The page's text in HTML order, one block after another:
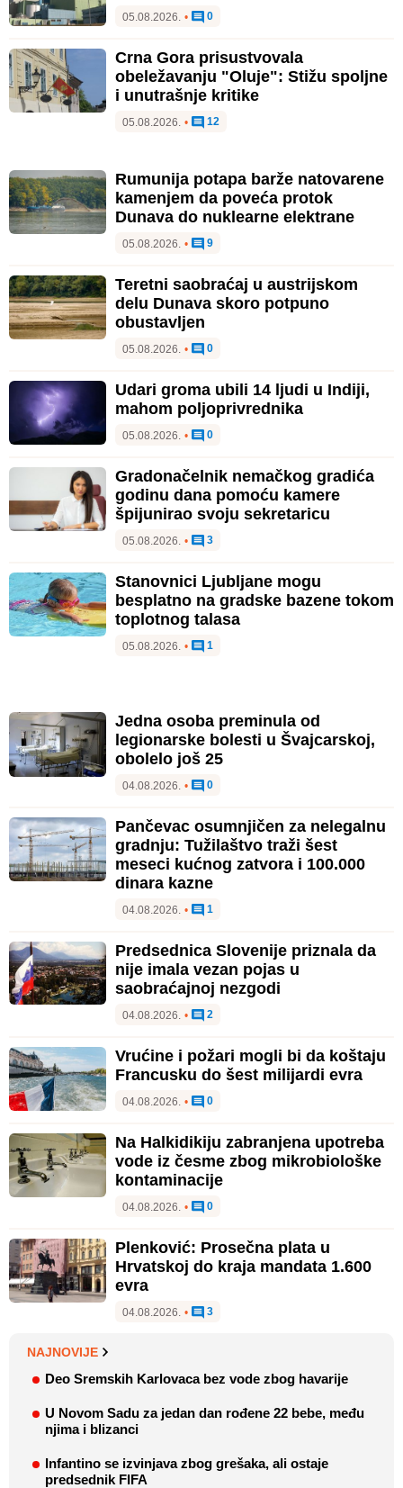
05.08.2026. • 0
Crna Gora prisustvovala
obeležavanju "Oluje": Stižu spoljne
i unutrašnje kritike
05.08.2026. • 12
Rumunija potapa barže natovarene
kamenjem da poveća protok
Dunava do nuklearne elektrane
05.08.2026. • 9
Teretni saobraćaj u austrijskom
delu Dunava skoro potpuno
obustavljen
05.08.2026. • 0
Udari groma ubili 14 ljudi u Indiji,
mahom poljoprivrednika
05.08.2026. • 0
Gradonačelnik nemačkog gradića
godinu dana pomoću kamere
špijunirao svoju sekretaricu
05.08.2026. • 3
Stanovnici Ljubljane mogu
besplatno na gradske bazene tokom
toplotnog talasa
05.08.2026. • 1
Jedna osoba preminula od
legionarske bolesti u Švajcarskoj,
obolelo još 25
04.08.2026. • 0
Pančevac osumnjičen za nelegalnu
gradnju: Tužilaštvo traži šest
meseci kućnog zatvora i 100.000
dinara kazne
04.08.2026. • 1
Predsednica Slovenije priznala da
nije imala vezan pojas u
saobraćajnoj nezgodi
04.08.2026. • 2
Vrućine i požari mogli bi da koštaju
Francusku do šest milijardi evra
04.08.2026. • 0
Na Halkidikiju zabranjena upotreba
vode iz česme zbog mikrobiološke
kontaminacije
04.08.2026. • 0
Plenković: Prosečna plata u
Hrvatskoj do kraja mandata 1.600
evra
04.08.2026. • 3
NAJNOVIJE
Deo Sremskih Karlovaca bez vode zbog havarije
U Novom Sadu za jedan dan rođene 22 bebe, među
njima i blizanci
Infantino se izvinjava zbog grešaka, ali ostaje
predsednik FIFA